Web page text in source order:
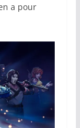
a pour